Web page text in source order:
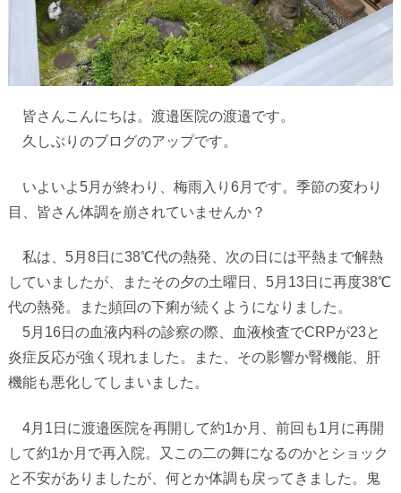
皆さんこんにちは。渡邉医院の渡邉です。
久しぶりのブログのアップです。
いよいよ 5月が終わり、梅雨入り 6月です。季節の変わり
目、皆さん体調を崩されていませんか？
私は、 5月 8日に38℃代の熱発、次の日には平熱まで解熱
していましたが、またその夕の土曜日、 5月 13日に再度38℃
代の熱発。また頻回の下痢が続くようになりました。
5月 16日の血液内科の診察の際、血液検査でCRPが23と
炎症反応が強く現れました。また、その影響か腎機能、肝
機能も悪化してしまいました。
4月 1 日に渡邉医院を再開して約1か月、前回も1 月に再開
して約1か月で再入院。又この二の舞になるのかとショック
と不安がありましたが、何とか体調も戻ってきました。鬼